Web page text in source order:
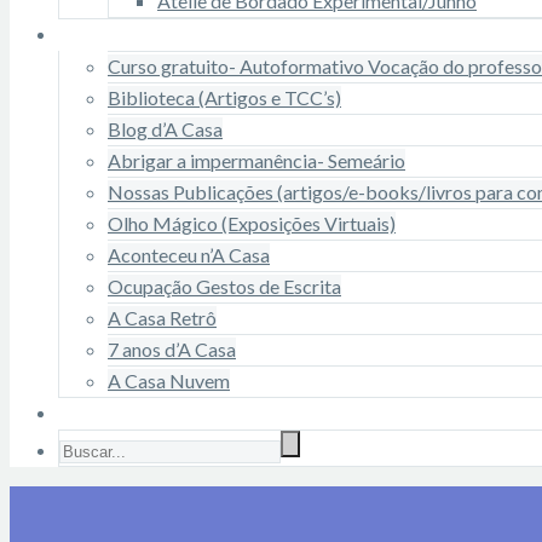
Curso gratuito- Autoformativo Vocação do
Biblioteca (Artigos e TCC’s)
Blog d’A Casa
Abrigar a impermanência- Semeário
Nossas Publicações (artigos/e-books/livros para
Olho Mágico (Exposições Virtuais)
Aconteceu n’A Casa
Ocupação Gestos de Escrita
A Casa Retrô
7 anos d’A Casa
A Casa Nuvem